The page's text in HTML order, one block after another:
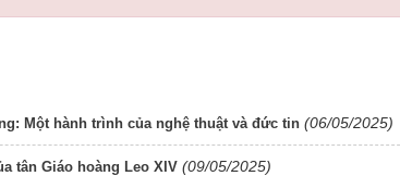
Một hành trình của nghệ thuật và đức tin (06/05/2025)
tân Giáo hoàng Leo XIV (09/05/2025)